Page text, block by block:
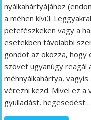
nyálkahártyájához
a méhen kívül.
petefészkeken vagy a
esetekben távolabbi
gondot az okozza, hogy
szövet ugyanúgy reagál
méhnyálkahártya,
vérezni kezd. Mivel ez
gyulladást, hegesedést…